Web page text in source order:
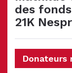
des
21K
Donateurs